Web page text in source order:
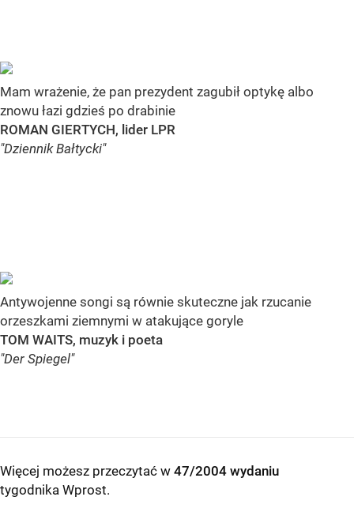
Mam wrażenie, że pan prezydent zagubił optykę albo
znowu łazi gdzieś po drabinie
ROMAN GIERTYCH, lider LPR
"Dziennik Bałtycki"
Antywojenne songi są równie skuteczne jak rzucanie
orzeszkami ziemnymi w atakujące goryle
TOM WAITS, muzyk i poeta
"Der Spiegel"
Więcej możesz przeczytać w 47/2004 wydaniu
tygodnika Wprost.